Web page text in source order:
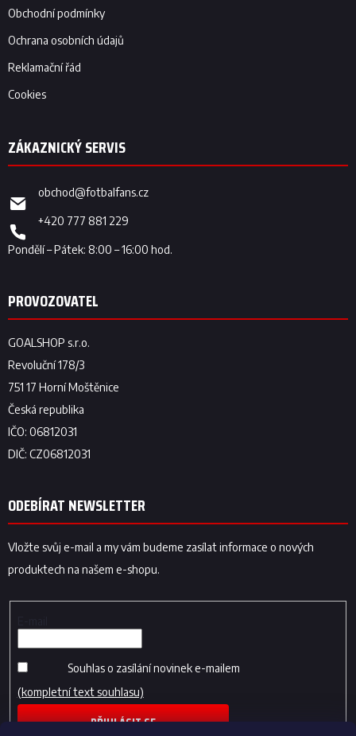
Obchodní podmínky
Ochrana osobních údajů
Reklamační řád
Cookies
obchod@fotbalfans.cz
+420 777 881 229
ODEBÍRAT NEWSLETTER
Vložte svůj e-mail a my vám budeme zasílat informace o nových
produktech na našem e-shopu.
Souhlas o zasílání novinek e-mailem
(kompletní text souhlasu)
PŘIHLÁSIT SE